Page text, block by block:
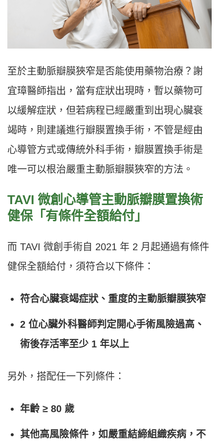
至於主動脈瓣膜狹窄是否能使用藥物治療？謝
宜璋醫師指出，當有症狀出現時，暫以藥物可
以緩解症狀，但若病程已經嚴重到出現心臟衰
竭時，則建議進行瓣膜置換手術，不管是經由
心導管方式或傳統外科手術，瓣膜置換手術是
唯一可以根治嚴重主動脈瓣膜狹窄的方法。
TAVI 微創心導管主動脈瓣膜置換術
健保「有條件全額給付」
而 TAVI 微創手術自 2021 年 2 月起通過有條件
健保全額給付，須符合以下條件：
符合心臟衰竭症狀、重度的主動脈瓣膜狹窄
2 位心臟外科醫師判定開心手術風險過高、
術後存活率至少 1 年以上
另外，搭配任一下列條件：
年齡 ≥ 80 歲
其他高風險條件，如嚴重結締組織疾病，不